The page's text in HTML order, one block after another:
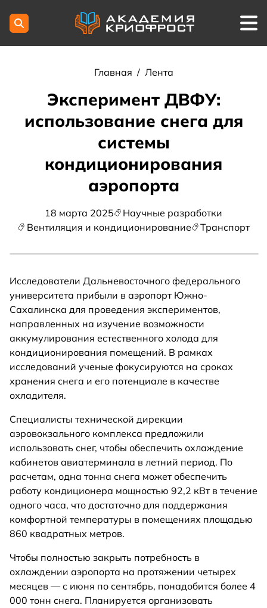
Главная / Лента
Эксперимент ДВФУ:
использование снега для
системы
кондиционирования
аэропорта
18 марта 2025
Научные разработки
Вентиляция и кондиционирование
Транспорт
Исследователи Дальневосточного федерального
университета прибыли в аэропорт Южно-
Сахалинска для проведения экспериментов,
направленных на изучение возможности
аккумулирования естественного холода для
кондиционирования помещений. В рамках
исследований ученые фокусируются на сроках
хранения снега и его потенциале в качестве
охладителя.
Специалисты технической дирекции
аэровокзального комплекса предложили
использовать снег, чтобы обеспечить охлаждение
кабинетов авиатерминала в летний период. По
расчетам, одна тонна снега может обеспечить
работу кондиционера мощностью 92,2 кВт в течение
одного часа, что достаточно для поддержания
комфортной температуры в помещениях площадью
860 квадратных метров.
Чтобы полностью закрыть потребность в
охлаждении аэропорта на протяжении четырех
месяцев — с июня по сентябрь, понадобится более 4
000 тонн снега. Планируется организовать